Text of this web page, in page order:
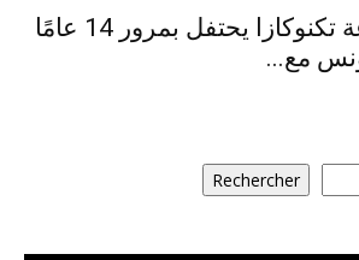
مؤسس مجموعة تكنوكازا يحتفل بمرور 14 عامًا
مع...
Rechercher